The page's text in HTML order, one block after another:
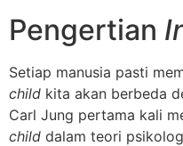
Pengertian
Setiap manusia pasti
child kita akan berbeda
Carl Jung pertama kali
child dalam teori